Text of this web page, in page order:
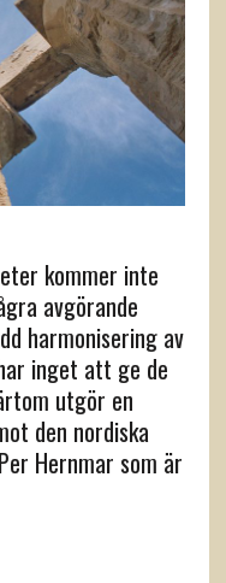
kommer inte
avgörande
harmonisering av
inget att ge de
utgör en
den nordiska
Hernmar som är